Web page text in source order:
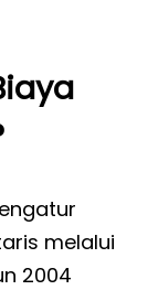
melalui
2004